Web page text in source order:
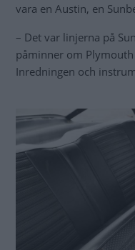
vara en Austin, en
– Det var linjerna på
påminner om
Inredningen och